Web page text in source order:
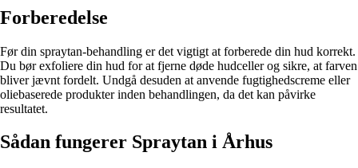
Forberedelse
Før din spraytan-behandling er det vigtigt at forberede din hud korrekt.
Du bør exfoliere din hud for at fjerne døde hudceller og sikre, at farven
bliver jævnt fordelt. Undgå desuden at anvende fugtighedscreme eller
oliebaserede produkter inden behandlingen, da det kan påvirke
resultatet.
Sådan fungerer Spraytan i Århus